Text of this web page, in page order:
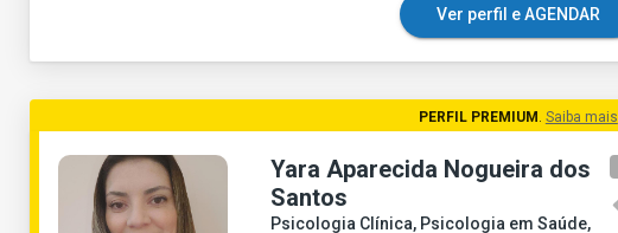
Ver perfil e AGENDAR
PERFIL PREMIUM Saiba mais
Yara Aparecida Nogueira dos
Santos
Psicologia Clínica, Psicologia em Saúde,